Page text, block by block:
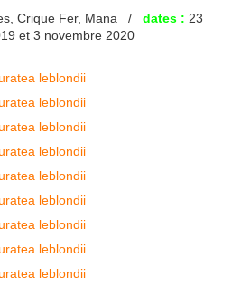
Crique Fer, Mana / dates : 23
et 3 novembre 2020